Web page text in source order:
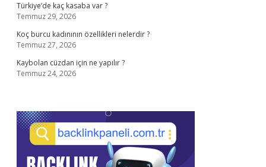
Türkiye’de kaç kasaba var ?
Temmuz 29, 2026
Koç burcu kadınının özellikleri nelerdir ?
Temmuz 27, 2026
Kaybolan cüzdan için ne yapılır ?
Temmuz 24, 2026